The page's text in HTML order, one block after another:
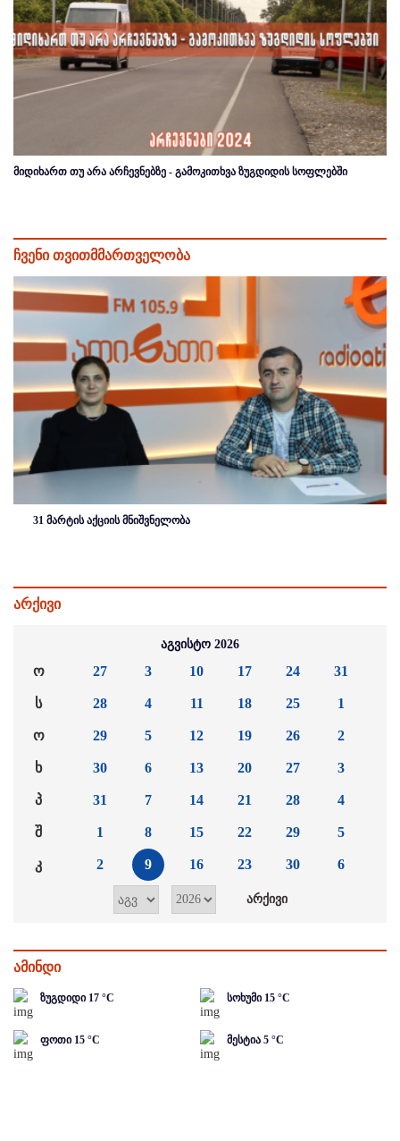
მიდიხართ თუ არა არჩევნებზე - გამოკითხვა ზუგდიდის სოფლებში
ჩვენი თვითმმართველობა
31 მარტის აქციის მნიშვნელობა
არქივი
აგვისტო 2026
ო
ს
ო
ხ
პ
შ
კ
27
28
29
30
31
1
2
3
4
5
6
7
8
9
10
11
12
13
14
15
16
17
18
19
20
21
22
23
24
25
26
27
28
29
30
31
1
2
3
4
5
6
ამინდი
ზუგდიდი 17 °C სოხუმი 15 °C
ფოთი 15 °C მესტია 5 °C